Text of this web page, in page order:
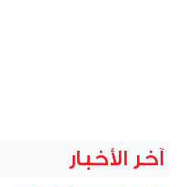
آخر الأخبار